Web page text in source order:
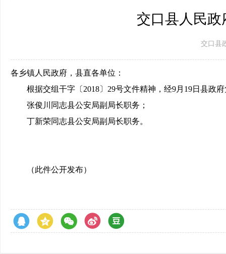
交口县人民
交口县
各乡镇人民政府，县直各单位：
根据交组干字〔2018〕29号文件精神，经9月19日县政府
张俊川同志县公安局副局长职务；
丁新荣同志县公安局副局长职务。
（此件公开发布）